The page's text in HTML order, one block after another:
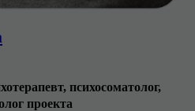
психосоматолог,
проекта